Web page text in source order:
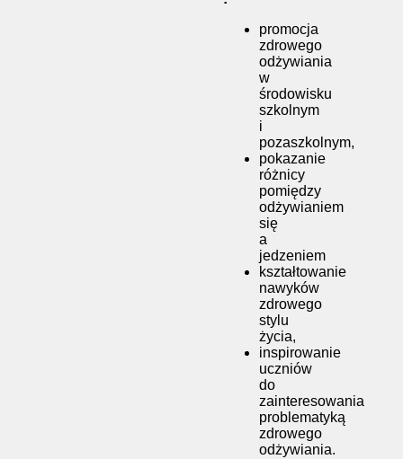
promocja
zdrowego
odżywiania
w
środowisku
szkolnym
i
pozaszkolnym,
pokazanie
różnicy
pomiędzy
odżywianiem
się
a
jedzeniem
kształtowanie
nawyków
zdrowego
stylu
życia,
inspirowanie
uczniów
do
zainteresowania
problematyką
zdrowego
odżywiania.